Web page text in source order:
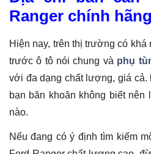
Ranger chính
Hiện nay, trên thị trường có
trước ô tô nói chung và phụ
với đa dạng chất lượng, giá cả.
bạn băn khoăn không biết
nào.
Nếu đang có ý định tìm kiếm